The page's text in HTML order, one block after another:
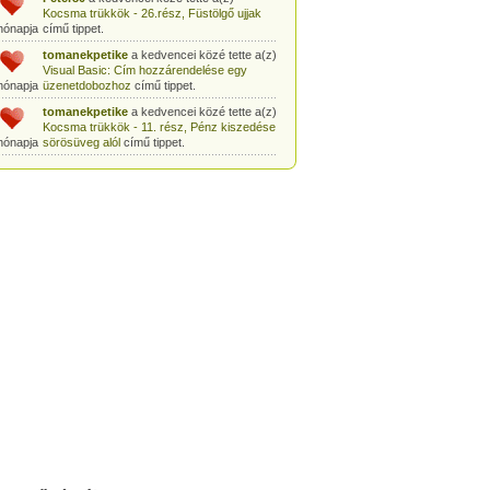
Kocsma trükkök - 26.rész, Füstölgő ujjak
című tippet.
tomanekpetikea kedvencei közé tette a(z)
Visual Basic: Cím hozzárendelése egy
üzenetdobozhoz című tippet.
tomanekpetikea kedvencei közé tette a(z)
Kocsma trükkök - 11. rész, Pénz kiszedése
sörösüveg alólcímű tippet.
tomanekpetikea kedvencei közé tette a(z)